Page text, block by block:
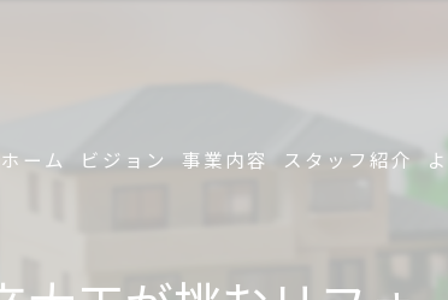
ホーム ビジョン 事業内容 スタッフ紹介